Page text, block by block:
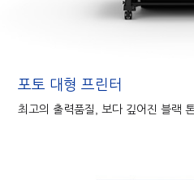
포토 대형 프린터
최고의 출력품질, 보다 깊어진 블랙